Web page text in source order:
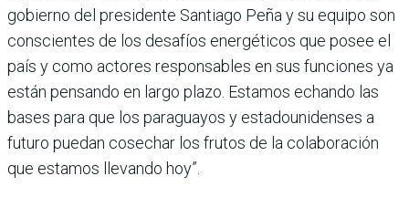
gobierno del presidente Santiago Peña y su equipo son
conscientes de los desafíos energéticos que posee el
país y como actores responsables en sus funciones ya
están pensando en largo plazo. Estamos echando las
bases para que los paraguayos y estadounidenses a
futuro puedan cosechar los frutos de la colaboración
que estamos llevando hoy”.